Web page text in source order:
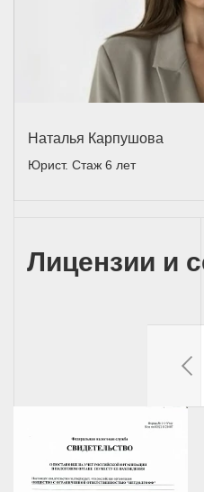
Наталья Карпушова
Юрист. Стаж 6 лет
Лицензии и